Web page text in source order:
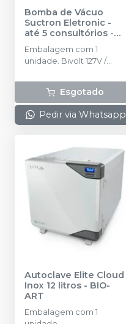
Bomba de Vácuo
Suctron Eletronic -
até 5 consultórios -
Embalagem com 1
unidade. Bivolt 127V /
Esgotado
Pedir via Whatsapp
Autoclave Elite Cloud
Inox 12 litros - BIO-
ART
Embalagem com 1